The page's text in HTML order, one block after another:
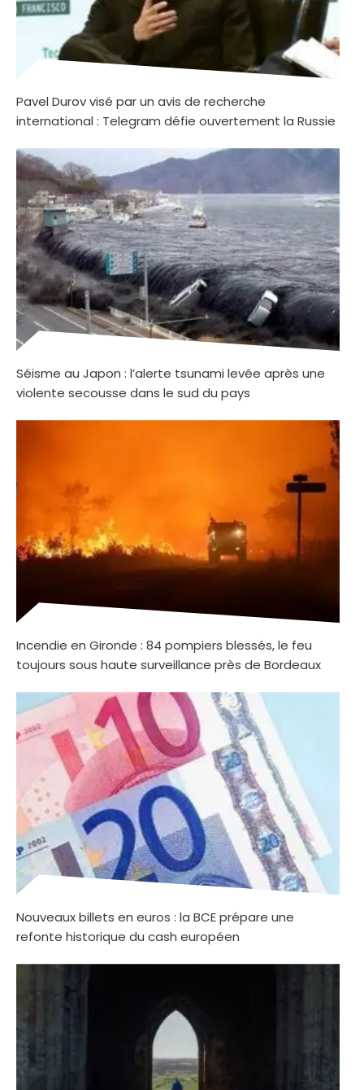
Pavel Durov visé par un avis de recherche
international : Telegram défie ouvertement la Russie
Séisme au Japon : l’alerte tsunami levée après une
violente secousse dans le sud du pays
Incendie en Gironde : 84 pompiers blessés, le feu
toujours sous haute surveillance près de Bordeaux
Nouveaux billets en euros : la BCE prépare une
refonte historique du cash européen